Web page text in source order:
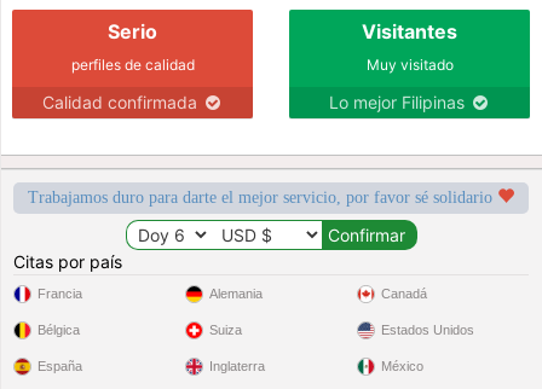
Serio
perfiles de calidad
Calidad confirmada
Visitantes
Muy visitado
Lo mejor Filipinas
Trabajamos duro para darte el mejor servicio, por favor sé solidario
Citas por país
Francia
Bélgica
España
Alemania
Suiza
Inglaterra
Canadá
Estados Unidos
México